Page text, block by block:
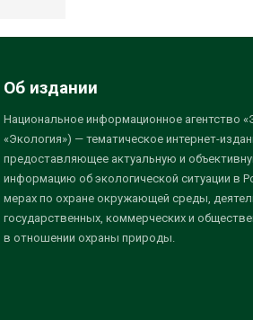
Об издании
Национальное информационное агентство
«Экология») — тематическое интернет-
предоставляющее актуальную и
информацию об экологической ситуации в
мерах по охране окружающей среды,
государственных, коммерческих и
в отношении охраны природы.